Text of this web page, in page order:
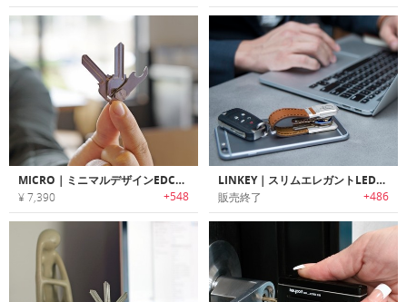
MICRO｜ミニマルデザインEDCキーツール/オーガナイザー「マイクロ」
¥ 7,390 +548
LINKEY｜スリムエレガントLEDフラッシュライト搭載キーオーガナイザー「リンキー」
販売終了 +486